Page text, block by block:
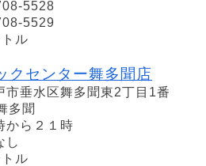
5528
5529
ル
クセンター舞多聞店
市垂水区舞多聞東2丁目1番
多聞
から２１時
し
ル